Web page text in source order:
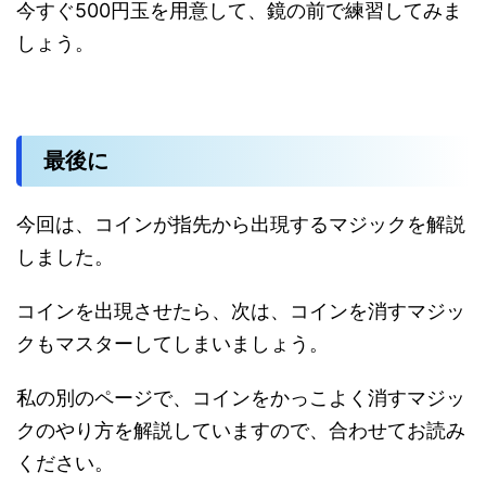
今すぐ500円玉を用意して、鏡の前で練習してみま
しょう。
最後に
今回は、コインが指先から出現するマジックを解説
しました。
コインを出現させたら、次は、コインを消すマジッ
クもマスターしてしまいましょう。
私の別のページで、コインをかっこよく消すマジッ
クのやり方を解説していますので、合わせてお読み
ください。